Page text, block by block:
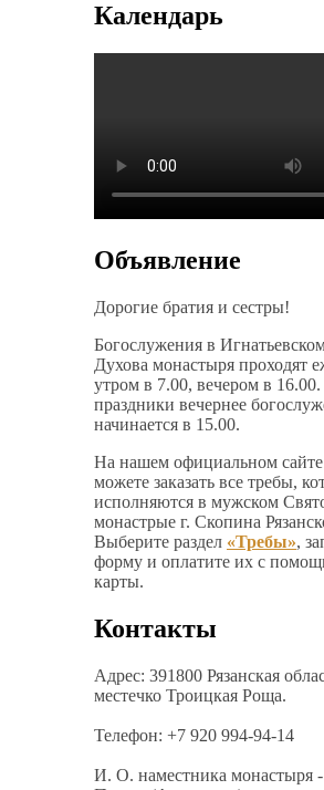
Календарь
Объявление
Дорогие братия и сестры!
Богослужения в
Духова монастыря проходят
утром в 7.00, вечером в
праздники вечернее
начинается в 15.00.
На нашем официальном
можете заказать все требы,
исполняются в мужском
монастрые г. Скопина
Выберите раздел «Требы»,
форму и оплатите их с
карты.
Контакты
Адрес: 391800 Рязанская
местечко Троицкая Роща.
Телефон: +7 920 994-94-14
И. О. наместника монастыря